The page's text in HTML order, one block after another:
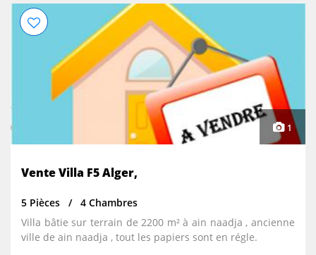
forgé, dalle de sol moulures au plafonds, Avec sa cage
d’escalier à l’extrémité et deux entrée, elle peut
facilement être divisée en 3 appartement indépendants
et un local commercial. Prête à accueillir votre entreprise
ou votre domicile elle est aussi équipée de : l’ADSL, un
système d’alarme, un chauffage central, un système de
climatisation, ainsi qu’une bâche à eau de 12m3.
1
Vente Villa F5 Alger,
5 Pièces
4 Chambres
Villa bâtie sur terrain de 2200 m² à ain naadja , ancienne
ville de ain naadja , tout les papiers sont en régle.